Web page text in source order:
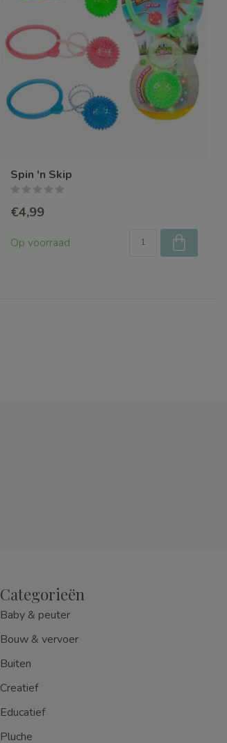
Spin 'n Skip
€4,99
Op voorraad
Categorieën
Baby & peuter
Bouw & vervoer
Buiten
Creatief
Educatief
Pluche